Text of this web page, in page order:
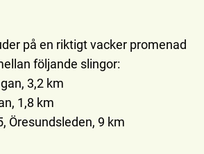
på en riktigt vacker promenad
följande slingor:
3,2 km
1,8 km
Öresundsleden, 9 km